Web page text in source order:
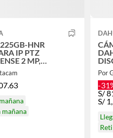
HNR
IP PTZ
2 MP,
ZOOM
25X
mañana
Por
-
S/
S/